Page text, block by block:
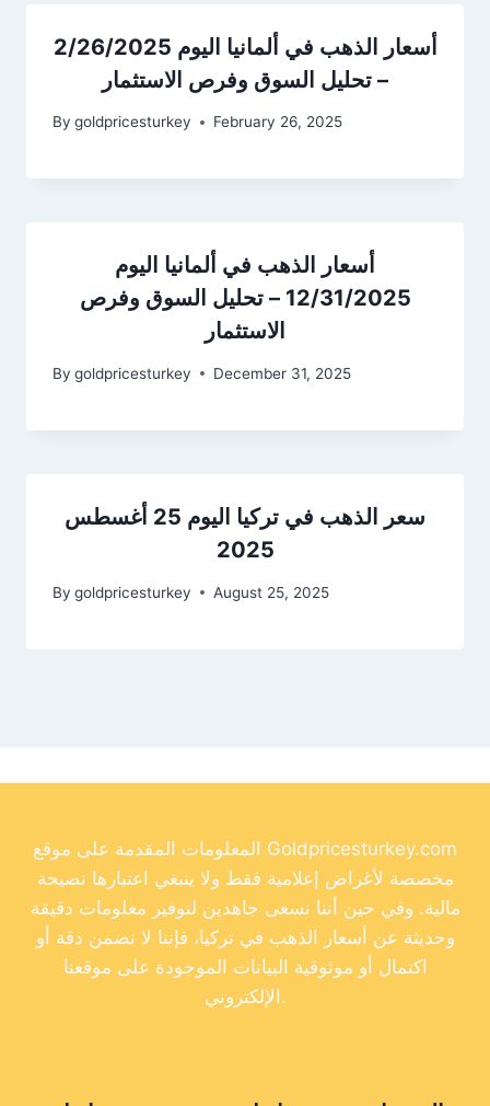
أسعار الذهب في ألمانيا اليوم 2/26/2025
– تحليل السوق وفرص الاستثمار
By goldpricesturkey February 26, 2025
أسعار الذهب في ألمانيا اليوم
12/31/2025 – تحليل السوق وفرص
الاستثمار
By goldpricesturkey December 31, 2025
سعر الذهب في تركيا اليوم 25 أغسطس
2025
By goldpricesturkey August 25, 2025
المعلومات المقدمة على موقع Goldpricesturkey.com
مخصصة لأغراض إعلامية فقط ولا ينبغي اعتبارها نصيحة
مالية. وفي حين أننا نسعى جاهدين لتوفير معلومات دقيقة
وحديثة عن أسعار الذهب في تركيا، فإننا لا نضمن دقة أو
اكتمال أو موثوقية البيانات الموجودة على موقعنا
الإلكتروني.